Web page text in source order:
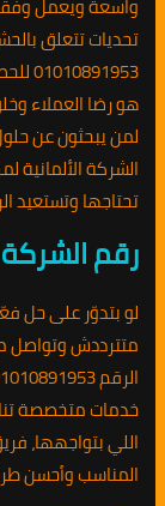
واسعة ويعمل وفقًا
تحديات تتعلق
هو رضا العملاء
لمن يبحثون عن
الشركة
تحتاجها وتستعيد
رقم
لو بتدوّر على حل
متترددش وتواصل
خدمات متخصصة
اللي بتواجهها،
المناسب وأحسن